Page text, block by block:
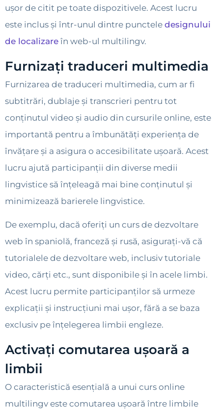
ușor de citit pe toate dispozitivele. Acest lucru
este inclus și într-unul dintre punctele designului
de localizare în web-ul multilingv.
Furnizați traduceri multimedia
Furnizarea de traduceri multimedia, cum ar fi
subtitrări, dublaje și transcrieri pentru tot
conținutul video și audio din cursurile online, este
importantă pentru a îmbunătăți experiența de
învățare și a asigura o accesibilitate ușoară. Acest
lucru ajută participanții din diverse medii
lingvistice să înțeleagă mai bine conținutul și
minimizează barierele lingvistice.
De exemplu, dacă oferiți un curs de dezvoltare
web în spaniolă, franceză și rusă, asigurați-vă că
tutorialele de dezvoltare web, inclusiv tutoriale
video, cărți etc., sunt disponibile și în acele limbi.
Acest lucru permite participanților să urmeze
explicații și instrucțiuni mai ușor, fără a se baza
exclusiv pe înțelegerea limbii engleze.
Activați comutarea ușoară a
limbii
O caracteristică esențială a unui curs online
multilingv este comutarea ușoară între limbile